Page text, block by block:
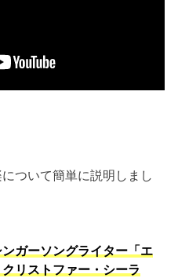
ついて簡単に説明しまし
ガーソングライター「エ
リストファー・シーラ